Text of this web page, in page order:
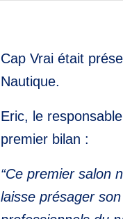
Cap Vrai était
Nautique.
Eric, le
premier bilan :
“Ce premier salon
laisse présager